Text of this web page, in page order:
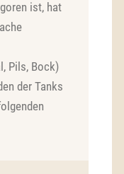
ist, hat
Pils, Bock)
der Tanks